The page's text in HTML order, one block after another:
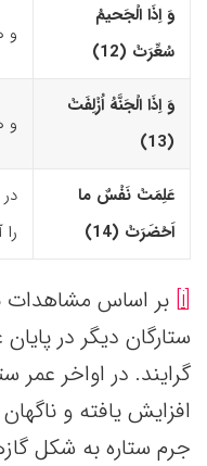
وَ اِذَا الْجَحیمُ
سُعِّرَتْ (12)‏
و
وَ اِذَا الْجَنَّهُ اُزْلِفَتْ
(13)‏
و
عَلِمَتْ نَفْسٌ ما
اَحْضَرَتْ (14)‏
[i] بر اساس
ستارگان دیگر در
گرایند. در اواخر عمر
افزایش یافته و
جرم ستاره به شکل